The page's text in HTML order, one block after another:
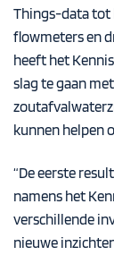
Things-data tot
flowmeters en
heeft het
slag te gaan
kunnen helpen
“De eerste
namens het
verschillende
nieuwe